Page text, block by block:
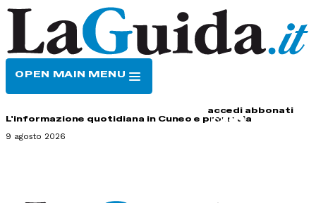
OPEN MAIN MENU
accedi abbonati
L'informazione quotidiana in Cuneo e provincia
9 agosto 2026